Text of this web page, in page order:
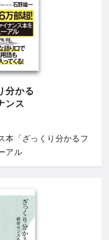
分かる
ンス
本「ざっくり分かるフ
アル